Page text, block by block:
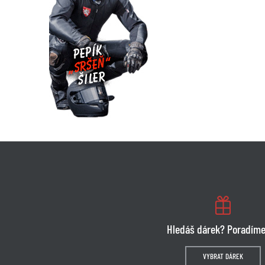
Hledáš dárek?
VYBRAT DÁREK